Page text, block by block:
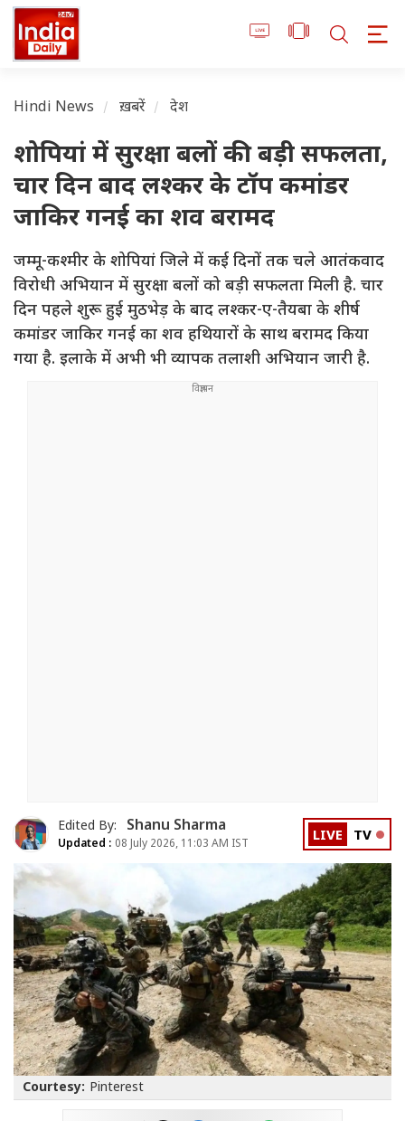
Hindi News ख़बरें देश
शोपियां में सुरक्षा बलों की बड़ी सफलता,
चार दिन बाद लश्कर के टॉप कमांडर
जाकिर गनई का शव बरामद
जम्मू-कश्मीर के शोपियां जिले में कई दिनों तक चले आतंकवाद
विरोधी अभियान में सुरक्षा बलों को बड़ी सफलता मिली है. चार
दिन पहले शुरू हुई मुठभेड़ के बाद लश्कर-ए-तैयबा के शीर्ष
कमांडर जाकिर गनई का शव हथियारों के साथ बरामद किया
गया है. इलाके में अभी भी व्यापक तलाशी अभियान जारी है.
Edited By: Shanu Sharma
Updated : 08 July 2026, 11:03 AM IST LIVE TV
Courtesy: Pinterest